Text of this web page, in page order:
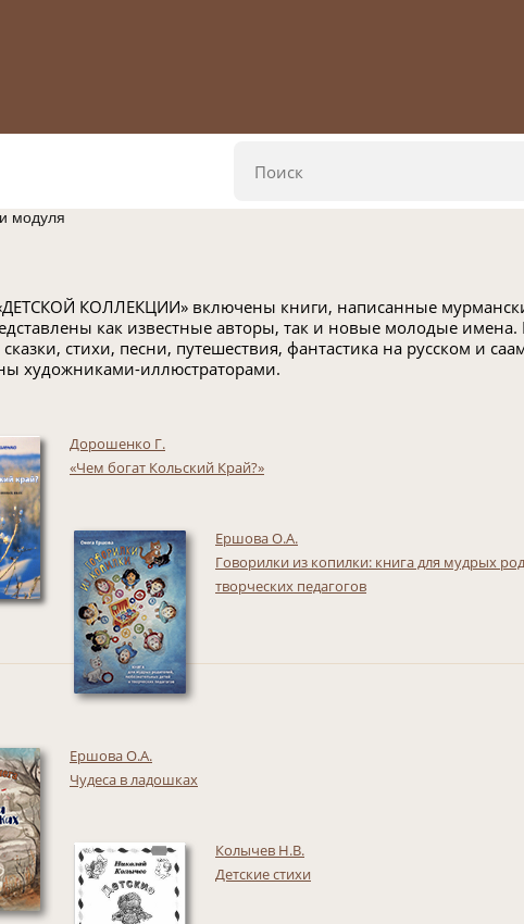
модуля
КОЛЛЕКЦИИ» включены книги, написанные
как известные авторы, так и новые молодые
сказки, стихи, песни, путешествия, фантастика на русском и
художниками-иллюстраторами.
Дорошенко Г.
«Чем богат Кольский Край?»
Ершова О.А.
Говорилки из копилки: книга для мудрых
творческих педагогов
Ершова О.А.
Чудеса в ладошках
Колычев Н.В.
Детские стихи